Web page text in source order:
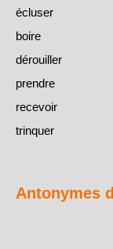
écluser
boire
dérouiller
prendre
recevoir
trinquer
Antonymes